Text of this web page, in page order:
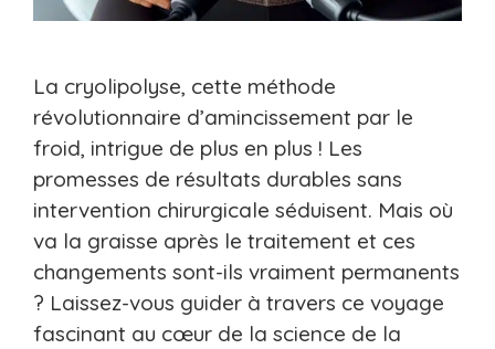
La cryolipolyse, cette méthode
révolutionnaire d’amincissement par le
froid, intrigue de plus en plus ! Les
promesses de résultats durables sans
intervention chirurgicale séduisent. Mais où
va la graisse après le traitement et ces
changements sont-ils vraiment permanents
? Laissez-vous guider à travers ce voyage
fascinant au cœur de la science de la